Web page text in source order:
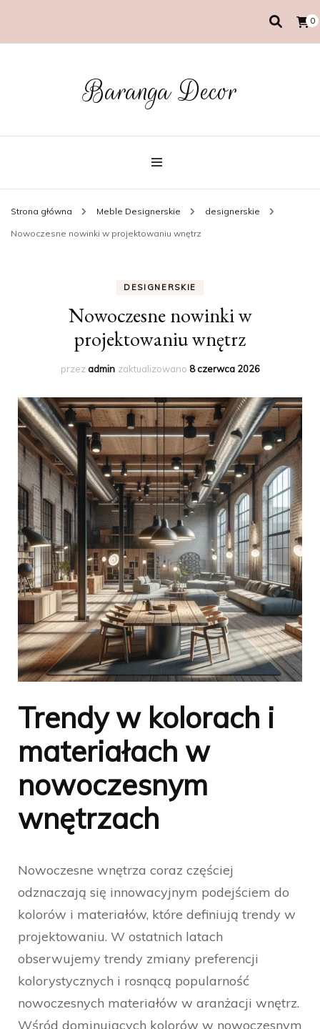
0
Baranga Decor
Strona główna Meble Designerskie designerskie
Nowoczesne nowinki w projektowaniu wnętrz
DESIGNERSKIE
Nowoczesne nowinki w
projektowaniu wnętrz
przezadmin zaktualizowano 8 czerwca 2026
Trendy w kolorach i
materiałach w
nowoczesnym
wnętrzach
Nowoczesne wnętrza coraz częściej
odznaczają się innowacyjnym podejściem do
kolorów i materiałów, które definiują trendy w
projektowaniu. W ostatnich latach
obserwujemy trendy zmiany preferencji
kolorystycznych i rosnącą popularność
nowoczesnych materiałów w aranżacji wnętrz.
Wśród dominujących kolorów w nowoczesnym